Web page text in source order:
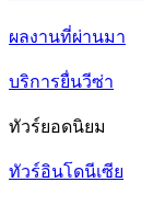
ผลงานที่ผ่านมา
บริการยื่นวีซ่า
ทัวร์ยอดนิยม
ทัวร์อินโดนีเซีย